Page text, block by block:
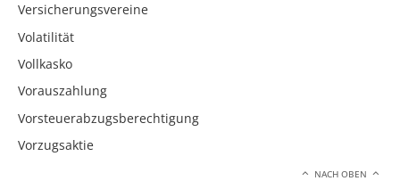
Versicherungsvereine
Volatilität
Vollkasko
Vorauszahlung
Vorsteuerabzugsberechtigung
Vorzugsaktie
NACH OBEN